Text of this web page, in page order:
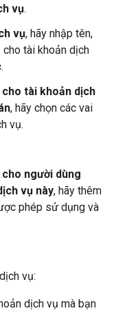
vụ.
vụ, hãy nhập tên,
cho tài khoản dịch
.
cho tài khoản dịch
, hãy chọn các vai
vụ.
cho người dùng
vụ này, hãy thêm
phép sử dụng và
vụ:
dịch vụ mà bạn